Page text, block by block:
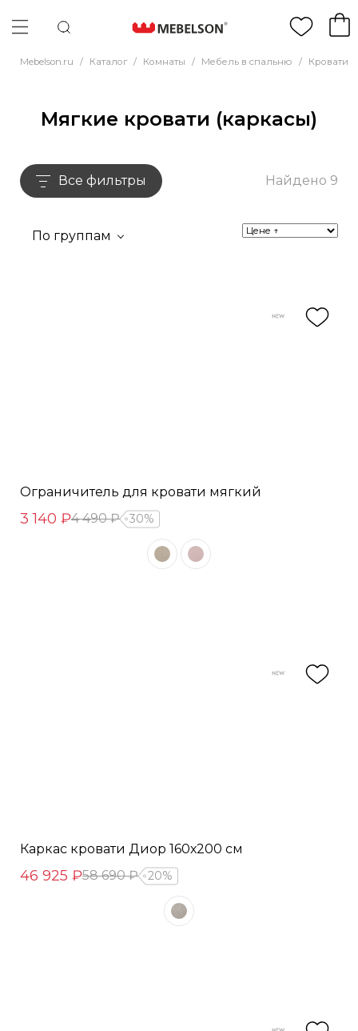
Mebelson.ru / Каталог / Комнаты / Мебель в спальню / Кровати
Мягкие кровати (каркасы)
Все фильтры Найдено 9
По группам
Ограничитель для кровати мягкий
3 140 ₽4 490 ₽ 30%
Каркас кровати Диор 160х200 см
46 925 ₽58 690 ₽ 20%